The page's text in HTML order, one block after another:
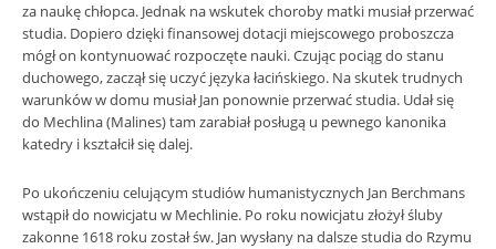
za naukę chłopca. Jednak na wskutek choroby matki musiał przerwać
studia. Dopiero dzięki finansowej dotacji miejscowego proboszcza
mógł on kontynuować rozpoczęte nauki. Czując pociąg do stanu
duchowego, zaczął się uczyć języka łacińskiego. Na skutek trudnych
warunków w domu musiał Jan ponownie przerwać studia. Udał się
do Mechlina (Malines) tam zarabiał posługą u pewnego kanonika
katedry i kształcił się dalej.
Po ukończeniu celującym studiów humanistycznych Jan Berchmans
wstąpił do nowicjatu w Mechlinie. Po roku nowicjatu złożył śluby
zakonne 1618 roku został św. Jan wysłany na dalsze studia do Rzymu